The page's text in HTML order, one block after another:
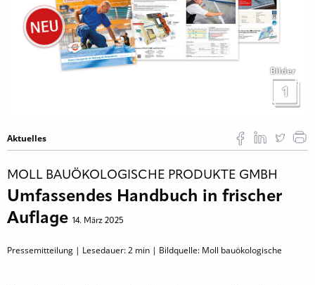
Bilder
1
Aktuelles
MOLL BAUÖKOLOGISCHE PRODUKTE GMBH
Umfassendes Handbuch in frischer
Auflage 14. März 2025
Pressemitteilung | Lesedauer:2 min | Bildquelle: Moll bauökologische